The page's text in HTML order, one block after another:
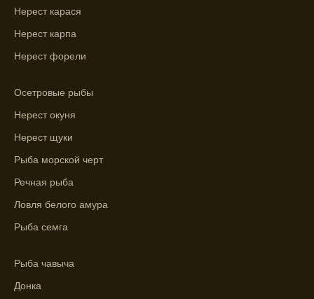
Выберите лучшее время для рыбной
прогноз клева.
Зависимость активности рыбы от
клева.
максимального атмосферного давления,
как указывает прогноз клева.
Прогноз клева на сутки вперед дает ясное
представление о том, когда и где клюет
Находите ближайшие водоемы для ловли с
Нерест карася
Нерест карпа
Нерест форели
Осетровые рыбы
Нерест окуня
Нерест щуки
Рыба морской черт
Речная рыба
Ловля белого амура
Рыба семга
Рыба чавыча
Донка